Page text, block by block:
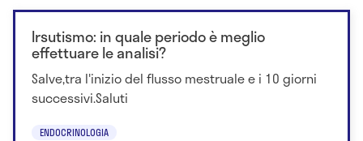
Irsutismo: in quale periodo è meglio
effettuare le analisi?
Salve,tra l'inizio del flusso mestruale e i 10 giorni
successivi.Saluti
ENDOCRINOLOGIA